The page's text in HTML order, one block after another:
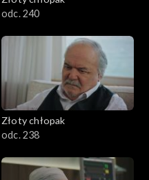
odc. 240
Złoty chłopak
odc. 238